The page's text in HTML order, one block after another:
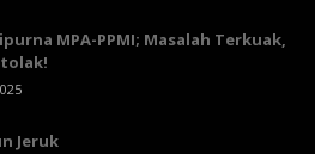
MPA-PPMI; Masalah Terkuak,
Jeruk